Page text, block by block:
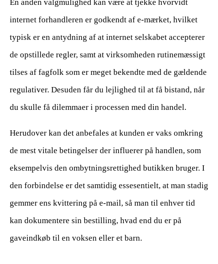
En anden valgmulighed kan være at tjekke hvorvidt
internet forhandleren er godkendt af e-mærket, hvilket
typisk er en antydning af at internet selskabet accepterer
de opstillede regler, samt at virksomheden rutinemæssigt
tilses af fagfolk som er meget bekendte med de gældende
regulativer. Desuden får du lejlighed til at få bistand, når
du skulle få dilemmaer i processen med din handel.
Herudover kan det anbefales at kunden er vaks omkring
de mest vitale betingelser der influerer på handlen, som
eksempelvis den ombytningsrettighed butikken bruger. I
den forbindelse er det samtidig essesentielt, at man stadig
gemmer ens kvittering på e-mail, så man til enhver tid
kan dokumentere sin bestilling, hvad end du er på
gaveindkøb til en voksen eller et barn.